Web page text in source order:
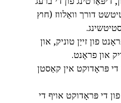
דורך וואַלווז (חוץ
פון זייַן טוניק, און
און פראָנט.
די פּראָדוקט אין קאַסטן
די פּראָדוקט אויף די